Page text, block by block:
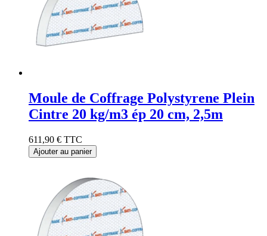
Moule de Coffrage Polystyrene Plein
Cintre 20 kg/m3 ép 20 cm, 2,5m
611,90 € TTC
Ajouter au panier